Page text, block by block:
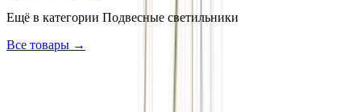
Ещё в категории Подвесные светильники
Все товары →